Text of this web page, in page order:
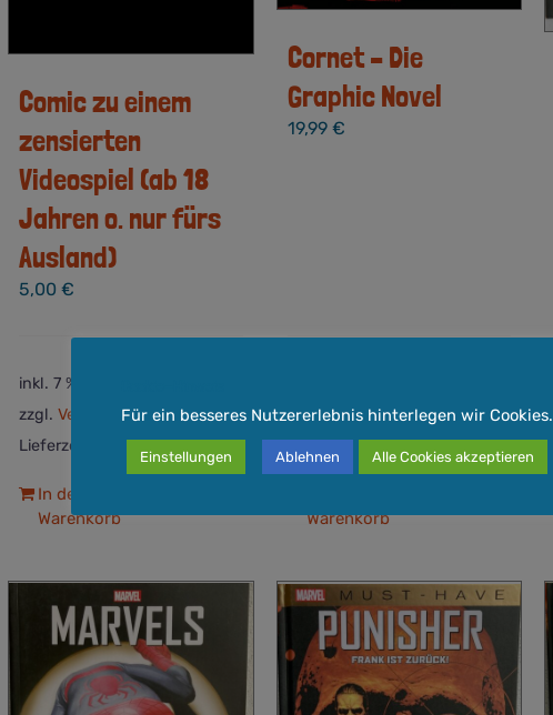
Comic zu einem
zensierten
Videospiel (ab 18
Jahren o. nur fürs
Ausland)
5,00 €
inkl. 7 % MwSt.
zzgl. Versandkosten
Lieferzeit:
3-5 Werktage
In den
Warenkorb
Cornet – Die
Graphic Novel
19,99 €
zzgl.Versandkosten
Lieferzeit:3-5 Werktage
Warenkorb
Für ein besseres Nutzererlebnis hinterlegen wir Cookies.
Einstellungen Ablehnen Alle Cookies akzeptieren